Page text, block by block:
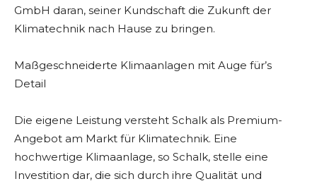
GmbH daran, seiner Kundschaft die Zukunft der
Klimatechnik nach Hause zu bringen.
Maßgeschneiderte Klimaanlagen mit Auge für’s
Detail
Die eigene Leistung versteht Schalk als Premium-
Angebot am Markt für Klimatechnik. Eine
hochwertige Klimaanlage, so Schalk, stelle eine
Investition dar, die sich durch ihre Qualität und